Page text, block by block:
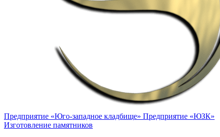
Предприятие «Юго-западное кладбище» Предприятие «ЮЗК»
Изготовление памятников